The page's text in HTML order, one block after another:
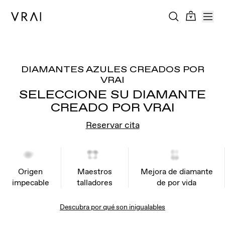
DIAMANTES AZULES CREADOS POR
VRAI
SELECCIONE SU DIAMANTE
CREADO POR VRAI
Reservar cita
Origen
impecable
Maestros
talladores
Mejora de diamante
de por vida
Descubra por qué son inigualables